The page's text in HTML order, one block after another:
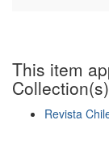
This item
Collection(s)
Revista